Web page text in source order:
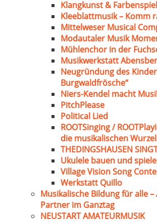
Klangkunst & Farbenspiel
Kleeblattmusik – Komm
Mittelweser Musical
Modautaler Musik
Mühlenchor in der
Musikwerkstatt
Neugründung des
Burgwaldfrösche“
Niers-Kendel macht
PitchPlease
Political Lied
ROOTSinging /
die musikalischen
THEDINGSHAUSEN
Ukulele bauen und
Village Vision Song
Werkstatt Quillo
Musikalische Bildung für alle
Partner im Ganztag
NEUSTART AMATEURMUSIK